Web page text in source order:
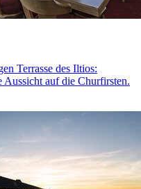
Terrasse des Iltios:
auf die Churfirsten.